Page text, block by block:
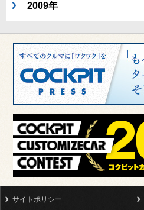
2009年
サイトポリシー